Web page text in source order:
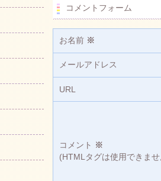
コメントフォーム
お名前 ※
メールアドレス
URL
コメント ※
(HTMLタグは使用できま